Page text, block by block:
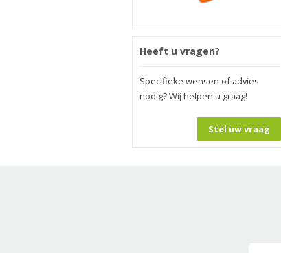
Heeft u vragen?
Specifieke wensen of advies
nodig? Wij helpen u graag!
Stel uw vraag